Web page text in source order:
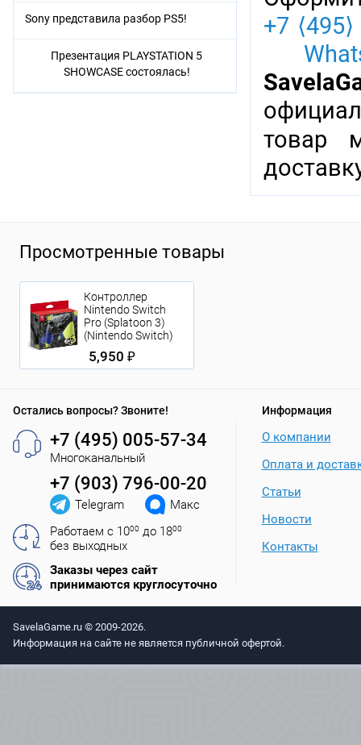
+7
товар
Sony представила разбор PS5!
Презентация PLAYSTATION 5
SHOWCASE состоялась!
Просмотренные товары
Контроллер
Nintendo Switch
Pro (Splatoon 3)
(Nintendo Switch)
5,950 ₽
Остались вопросы? Звоните!
+7 (495) 005-57-34
Многоканальный
+7 (903) 796-00-20
Telegram
Макс
Работаем с 1000 до 1800
без выходных
Заказы через сайт
принимаются круглосуточно
Информация
О компании
Оплата и
Статьи
Новости
Контакты
SavelaGame.ru © 2009-2026.
Информация на сайте не является публичной офертой.